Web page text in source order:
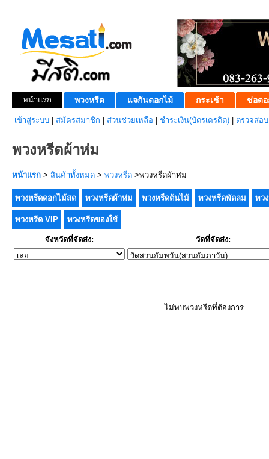
หน้าแรก พวงหรีด แจกันดอกไม้ กระเช้า ช่อดอ
เข้าสู่ระบบ สมัครสมาชิก ส่วนช่วยเหลือ ชำระเงิน(บัตรเครดิต) ตรวจสอ
พวงหรีดผ้าห่ม
หน้าแรก > สินค้าทั้งหมด > พวงหรีด >พวงหรีดผ้าห่ม
พวงหรีดดอกไม้สด พวงหรีดผ้าห่ม พวงหรีดต้นไม้ พวงหรีดพัดลม พว
พวงหรีด VIP พวงหรีดของใช้
จังหวัดที่จัดส่ง: วัดที่จัดส่ง:
ไม่พบพวงหรีดที่ต้องการ